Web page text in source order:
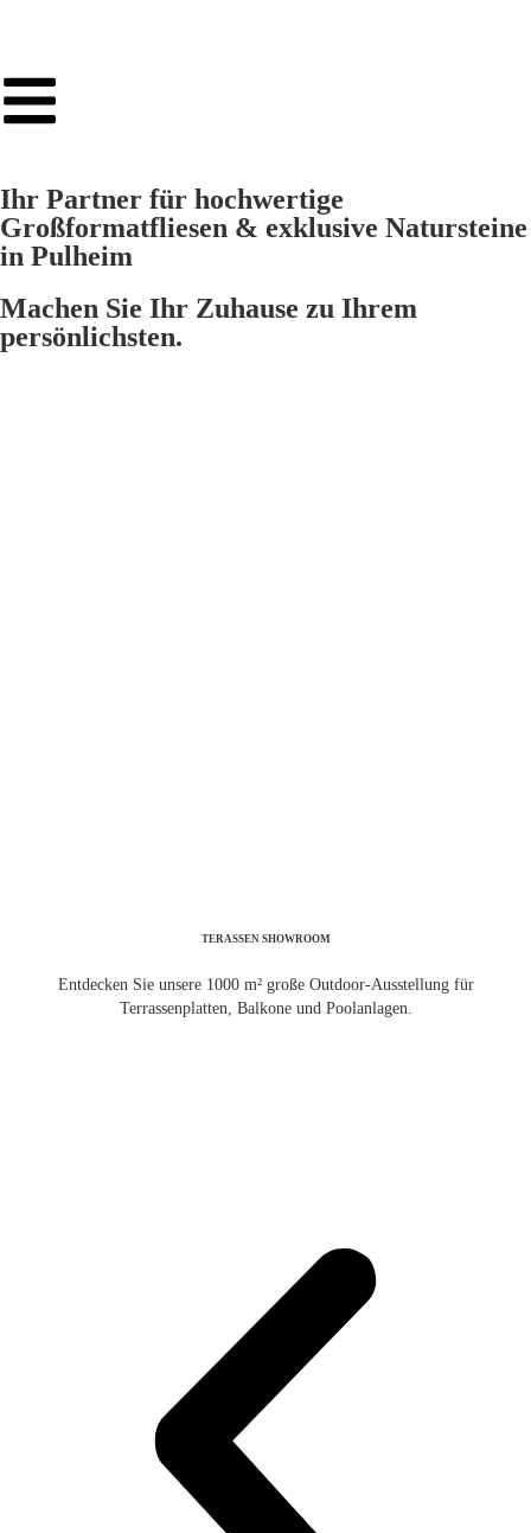
Ihr Partner für hochwertige
Großformatfliesen & exklusive Natursteine
in Pulheim
Machen Sie Ihr Zuhause zu Ihrem
persönlichsten.
TERASSEN SHOWROOM
Entdecken Sie unsere 1000 m² große Outdoor-Ausstellung für
Terrassenplatten, Balkone und Poolanlagen.